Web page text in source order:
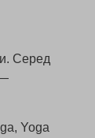
Серед
Yoga